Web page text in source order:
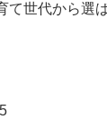
て世代から選